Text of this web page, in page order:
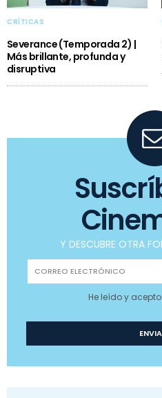
CRÍTICAS
Severance (Temporada 2) |
Más brillante, profunda y
disruptiva
Y DESCUBRE OTRA
He leído y acepto